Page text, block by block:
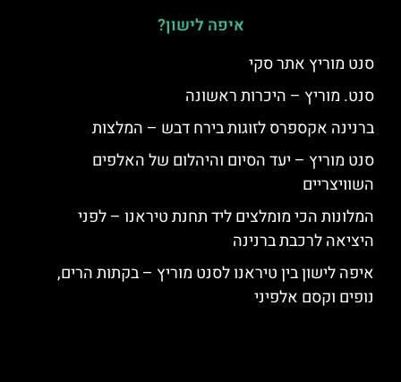
איפה לישון?
סנט מוריץ אתר סקי
סנט. מוריץ – היכרות ראשונה
ברנינה אקספרס לזוגות בירח דבש – המלצות
סנט מוריץ – יעד הסיום והיהלום של האלפים
השוויצריים
המלונות הכי מומלצים ליד תחנת טיראנו – לפני
היציאה לרכבת ברנינה
איפה לישון בין טיראנו לסנט מוריץ – בקתות הרים,
נופים וקסם אלפיני